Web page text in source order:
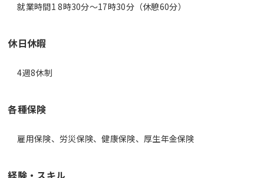
就業時間1 8時30分〜17時30分（休憩60分）
休日休暇
4週8休制
各種保険
雇用保険、労災保険、健康保険、厚生年金保険
経験・スキル